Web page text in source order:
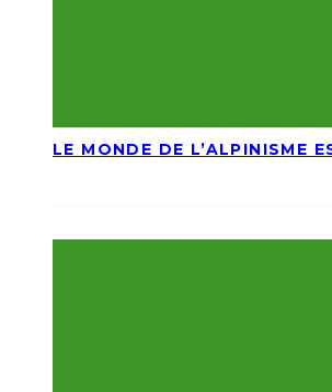
LE MONDE DE L’ALPINISME